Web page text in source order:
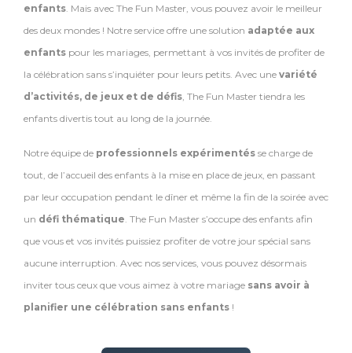
enfants. Mais avec The Fun Master, vous pouvez avoir le meilleur
des deux mondes ! Notre service offre une solution adaptée aux
enfants pour les mariages, permettant à vos invités de profiter de
la célébration sans s’inquiéter pour leurs petits. Avec une variété
d’activités, de jeux et de défis, The Fun Master tiendra les
enfants divertis tout au long de la journée.
Notre équipe de professionnels expérimentés se charge de
tout, de l’accueil des enfants à la mise en place de jeux, en passant
par leur occupation pendant le dîner et même la fin de la soirée avec
un défi thématique. The Fun Master s’occupe des enfants afin
que vous et vos invités puissiez profiter de votre jour spécial sans
aucune interruption. Avec nos services, vous pouvez désormais
inviter tous ceux que vous aimez à votre mariage sans avoir à
planifier une célébration sans enfants !